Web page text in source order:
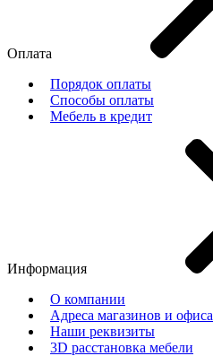
Оплата
Порядок оплаты
Способы оплаты
Мебель в кредит
Информация
О компании
Адреса магазинов и офиса
Наши реквизиты
3D расстановка мебели